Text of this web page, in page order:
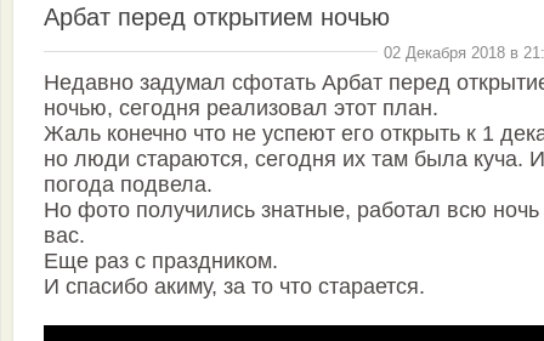
Арбат перед открытием ночью
02 Декабря 2018 в
Недавно задумал сфотать Арбат перед
ночью, сегодня реализовал этот план.
Жаль конечно что не успеют его открыть к 1
но люди стараются, сегодня их там была куча. И
погода подвела.
Но фото получились знатные, работал всю
вас.
Еще раз с праздником.
И спасибо акиму, за то что старается.